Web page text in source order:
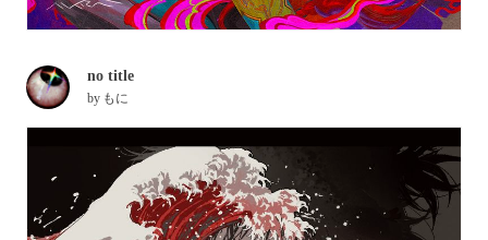
no title
by もに